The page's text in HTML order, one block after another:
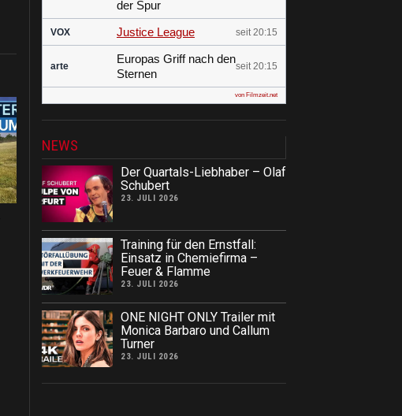
der Spur
VOX Justice League seit 20:15
arte
Europas Griff nach den
Sternen
seit 20:15
von Filmzeit.net
NEWS
Der Quartals-Liebhaber – Olaf
Schubert
23. JULI 2026
Training für den Ernstfall:
Einsatz in Chemiefirma –
Feuer & Flamme
23. JULI 2026
ONE NIGHT ONLY Trailer mit
Monica Barbaro und Callum
Turner
23. JULI 2026